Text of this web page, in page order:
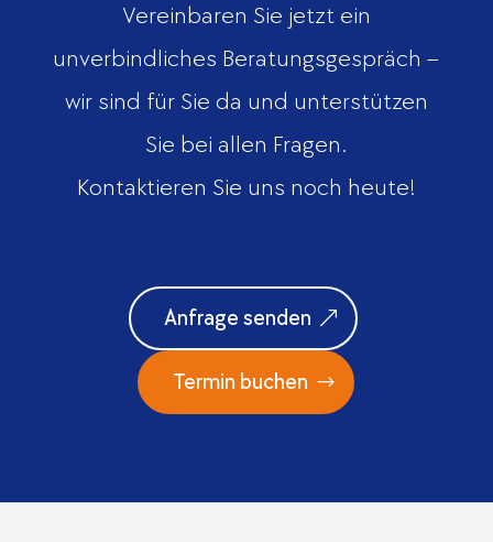
Vereinbaren Sie jetzt ein
unverbindliches Beratungsgespräch –
wir sind für Sie da und unterstützen
Sie bei allen Fragen.
Kontaktieren Sie uns noch heute!
Anfrage senden
Termin buchen